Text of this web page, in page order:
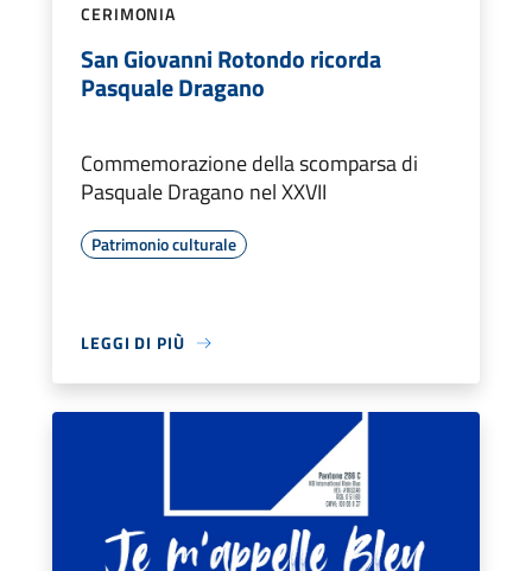
CERIMONIA
San Giovanni Rotondo ricorda
Pasquale Dragano
Commemorazione della scomparsa di
Pasquale Dragano nel XXVII
Patrimonio culturale
LEGGI DI PIÙ